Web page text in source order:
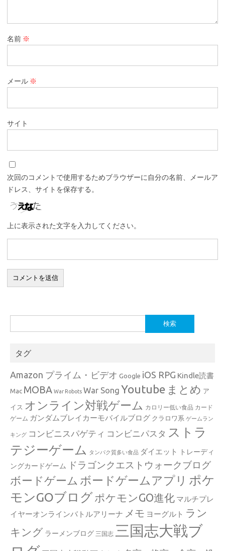
名前 ※
メール ※
サイト
次回のコメントで使用するためブラウザーに自分の名前、メールア
ドレス、サイトを保存する。
上に表示された文字を入力してください。
索:
タグ
Amazon プライム・ビデオ Google iOS RPG Kindle読書
Mac MOBA War Robots War Song Youtube まとめ ア
イス オンライン対戦ゲーム カロリー低い食品 カード
ゲーム ガンダムブレイカーモバイルブログ クラロワ系 ゲームラン
キング コンビニスパゲティ コンビニパスタ ストラ
テジーゲーム
タンパク質多い食品 ダイエット
トレーディ
ングカードゲーム
ドラゴンクエストウォークブログ
ボードゲーム ボードゲームアプリ ポケ
モンGOブログポケモンGO進化 マルチプレ
イヤーオンラインバトルアリーナ メモ ヨーグルト ラン
キング ラーメンブログ 三国志 三国志大戦ブ